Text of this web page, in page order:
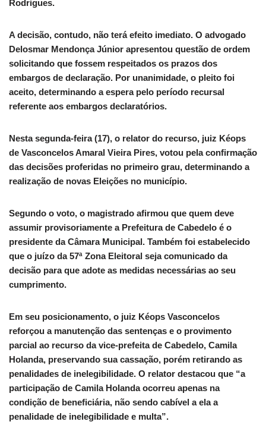
Rodrigues.
A decisão, contudo, não terá efeito imediato. O advogado
Delosmar Mendonça Júnior apresentou questão de ordem
solicitando que fossem respeitados os prazos dos
embargos de declaração. Por unanimidade, o pleito foi
aceito, determinando a espera pelo período recursal
referente aos embargos declaratórios.
Nesta segunda-feira (17), o relator do recurso, juiz Kéops
de Vasconcelos Amaral Vieira Pires, votou pela confirmação
das decisões proferidas no primeiro grau, determinando a
realização de novas Eleições no município.
Segundo o voto, o magistrado afirmou que quem deve
assumir provisoriamente a Prefeitura de Cabedelo é o
presidente da Câmara Municipal. Também foi estabelecido
que o juízo da 57ª Zona Eleitoral seja comunicado da
decisão para que adote as medidas necessárias ao seu
cumprimento.
Em seu posicionamento, o juiz Kéops Vasconcelos
reforçou a manutenção das sentenças e o provimento
parcial ao recurso da vice-prefeita de Cabedelo, Camila
Holanda, preservando sua cassação, porém retirando as
penalidades de inelegibilidade. O relator destacou que “a
participação de Camila Holanda ocorreu apenas na
condição de beneficiária, não sendo cabível a ela a
penalidade de inelegibilidade e multa”.